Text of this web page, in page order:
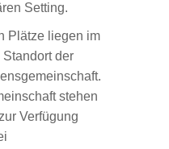
Setting.
Plätze liegen im
der
stehen
Verfügung